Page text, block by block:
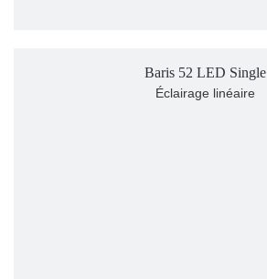
Baris 52 LED Single
Éclairage linéaire